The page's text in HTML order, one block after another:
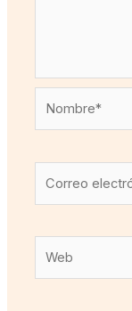
electrónico*